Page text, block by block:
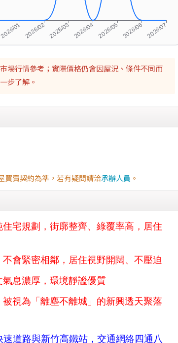
場行情參考；實際價格仍會因屋況、條件不同而
步了解。
買賣契約為準，若有疑問請洽承辦人員 。